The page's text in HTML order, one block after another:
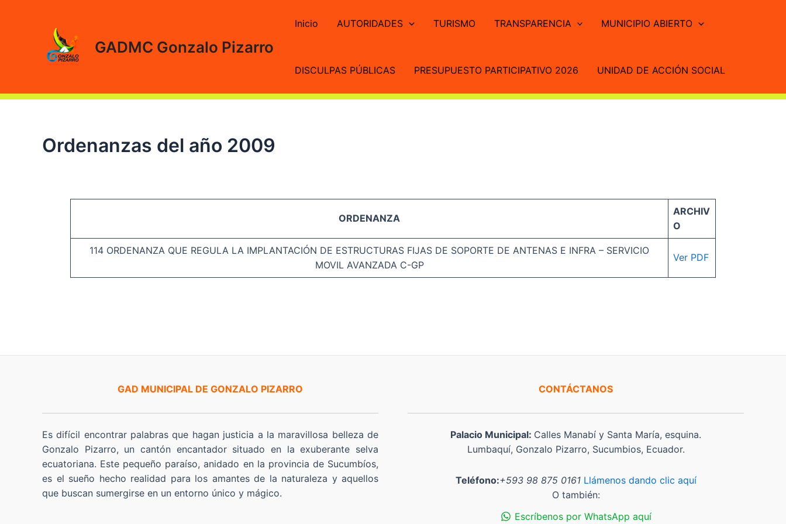
GADMC Gonzalo Pizarro
Inicio AUTORIDADES TURISMO TRANSPARENCIA MUNICIPIO ABIERTO
DISCULPAS PÚBLICAS PRESUPUESTO PARTICIPATIVO 2026 UNIDAD DE ACCIÓN SOCIAL
Ordenanzas del año 2009
ORDENANZA
ARCHIV
O
114 ORDENANZA QUE REGULA LA IMPLANTACIÓN DE ESTRUCTURAS FIJAS DE SOPORTE DE ANTENAS E INFRA – SERVICIO
MOVIL AVANZADA C-GP
Ver PDF
GAD MUNICIPAL DE GONZALO PIZARRO
Es difícil encontrar palabras que hagan justicia a la maravillosa belleza de
Gonzalo Pizarro, un cantón encantador situado en la exuberante selva
ecuatoriana. Este pequeño paraíso, anidado en la provincia de Sucumbíos,
es el sueño hecho realidad para los amantes de la naturaleza y aquellos
que buscan sumergirse en un entorno único y mágico.
CONTÁCTANOS
Palacio Municipal: Calles Manabí y Santa María, esquina.
Lumbaquí, Gonzalo Pizarro, Sucumbios, Ecuador.
Teléfono:+593 98 875 0161 Llámenos dando clic aquí
O también:
Escríbenos por WhatsApp aquí